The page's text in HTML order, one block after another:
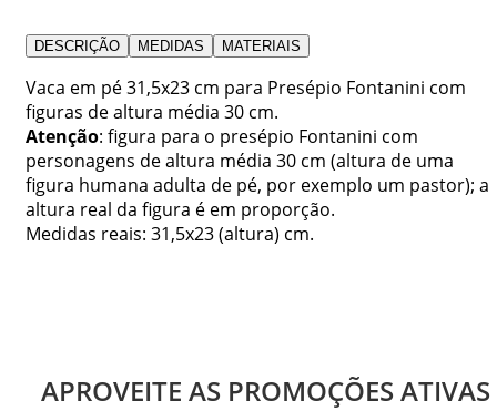
DESCRIÇÃO MEDIDAS MATERIAIS
Vaca em pé 31,5x23 cm para Presépio Fontanini com
figuras de altura média 30 cm.
Atenção: figura para o presépio Fontanini com
personagens de altura média 30 cm (altura de uma
figura humana adulta de pé, por exemplo um pastor); a
altura real da figura é em proporção.
Medidas reais: 31,5x23 (altura) cm.
APROVEITE AS PROMOÇÕES ATIVAS